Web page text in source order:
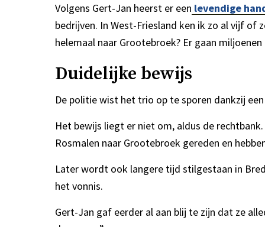
Volgens Gert-Jan heerst er een levendige
bedrijven. In West-Friesland ken ik zo al vijf of
helemaal naar Grootebroek? Er gaan miljoenen
Duidelijke bewijs
De politie wist het trio op te sporen dankzij
Het bewijs liegt er niet om, aldus de
Rosmalen naar Grootebroek gereden en
Later wordt ook langere tijd stilgestaan in
het vonnis.
Gert-Jan gaf eerder al aan blij te zijn dat ze